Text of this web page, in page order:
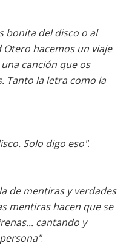
bonita del disco o al
Otero hacemos un viaje
canción que os
Tanto la letra como la
Solo digo eso".
de mentiras y verdades
mentiras hacen que se
cantando y
.